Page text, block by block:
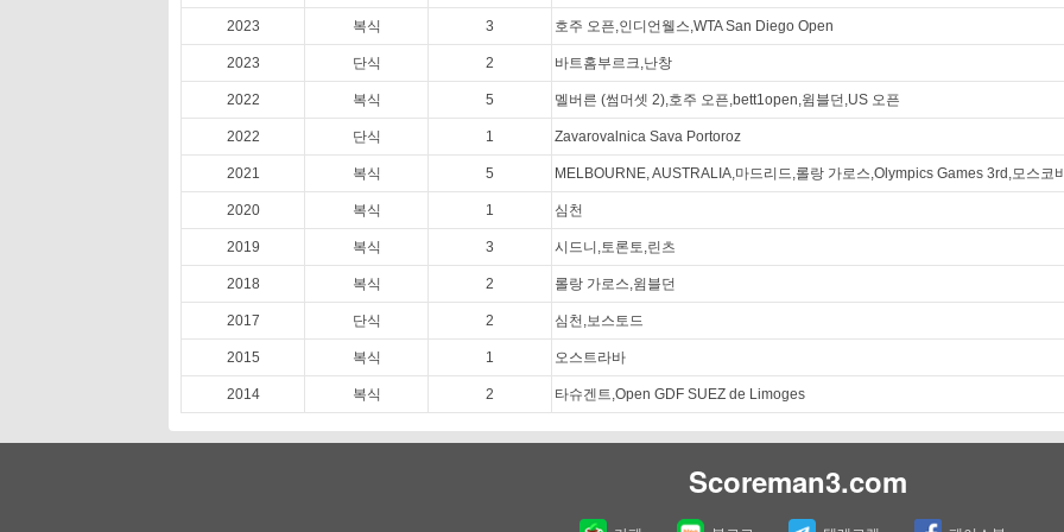
2023 복식 3 호주 오픈,인디언웰스,WTA San Diego Open
2023 단식 2 바트홈부르크,난창
2022 복식 5 멜버른 (썸머셋 2),호주 오픈,bett1open,윔블던,US 오픈
2022 단식 1 Zavarovalnica Sava Portoroz
2021 복식 5 MELBOURNE, AUSTRALIA,마드리드,롤랑 가로스,Olympics Games 3rd,모스코
2020 복식 1 심천
2019 복식 3 시드니,토론토,린츠
2018 복식 2 롤랑 가로스,윔블던
2017 단식 2 심천,보스토드
2015 복식 1 오스트라바
2014 복식 2 타슈겐트,Open GDF SUEZ de Limoges
Scoreman3.com